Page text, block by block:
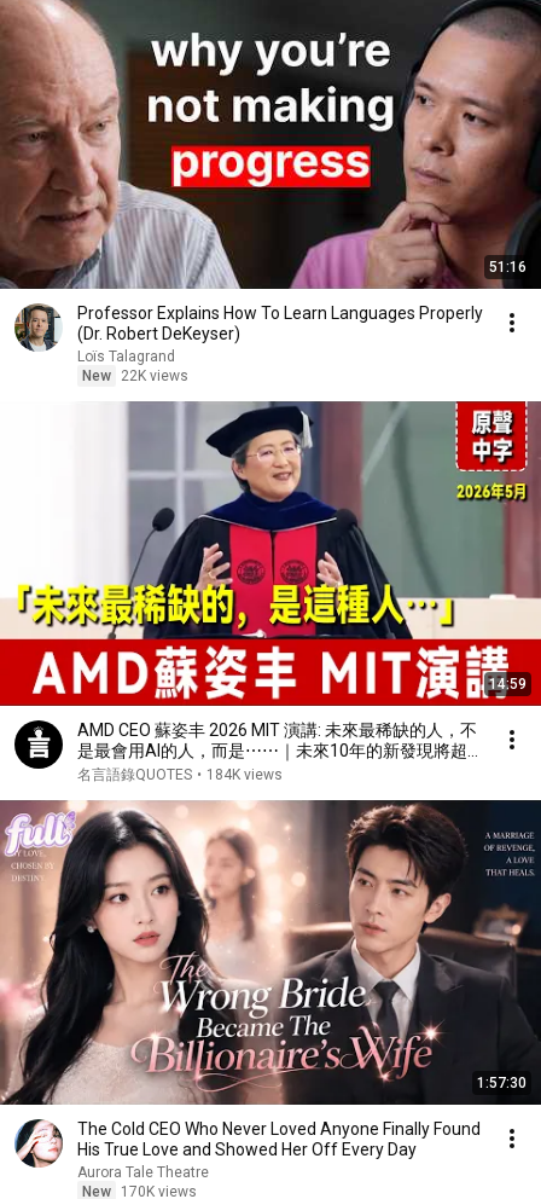
51:16
Professor Explains How To Learn Languages Properly
(Dr. Robert DeKeyser)
Loïs Talagrand
New
22K views
14:59
AMD CEO 蘇姿丰 2026 MIT 演講: 未來最稀缺的人，不
是最會用AI的人，而是⋯⋯｜未來10年的新發現將超
過過去30年｜Lisa Su ｜ MIT
名言語錄QUOTES • 184K views
1:57:30
The Cold CEO Who Never Loved Anyone Finally Found
His True Love and Showed Her Off Every Day
Aurora Tale Theatre
New
170K views